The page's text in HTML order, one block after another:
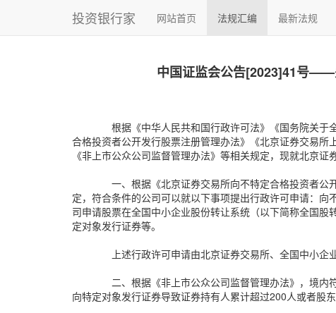
投资银行家 网站首页 法规汇编 最新法规
中国证监会公告[2023]41号——
根据《中华人民共和国行政许可法》《国务院关
合格投资者公开发行股票注册管理办法》《北京证券交易所
《非上市公众公司监督管理办法》等相关规定，现就北京
一、根据《北京证券交易所向不特定合格投资者
定，符合条件的公司可以就以下事项提出行政许可申请：
司申请股票在全国中小企业股份转让系统（以下简称全国
定对象发行证券等。
上述行政许可申请由北京证券交易所、全国中小
二、根据《非上市公众公司监督管理办法》，境内
向特定对象发行证券导致证券持有人累计超过200人或者股